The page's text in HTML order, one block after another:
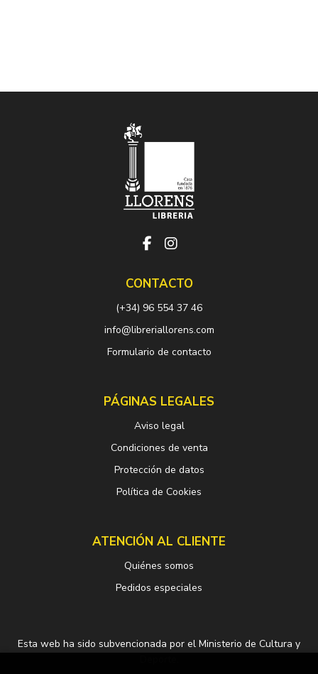
CONTACTO
(+34) 96 554 37 46
info@libreriallorens.com
Formulario de contacto
PÁGINAS LEGALES
Aviso legal
Condiciones de venta
Protección de datos
Política de Cookies
ATENCIÓN AL CLIENTE
Quiénes somos
Pedidos especiales
Esta web ha sido subvencionada por el Ministerio de Cultura y